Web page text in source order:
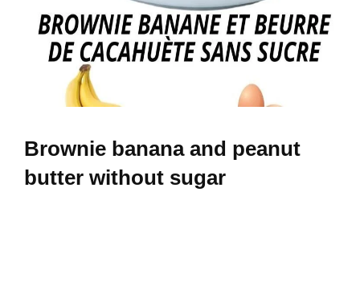
Brownie banana and peanut
butter without sugar